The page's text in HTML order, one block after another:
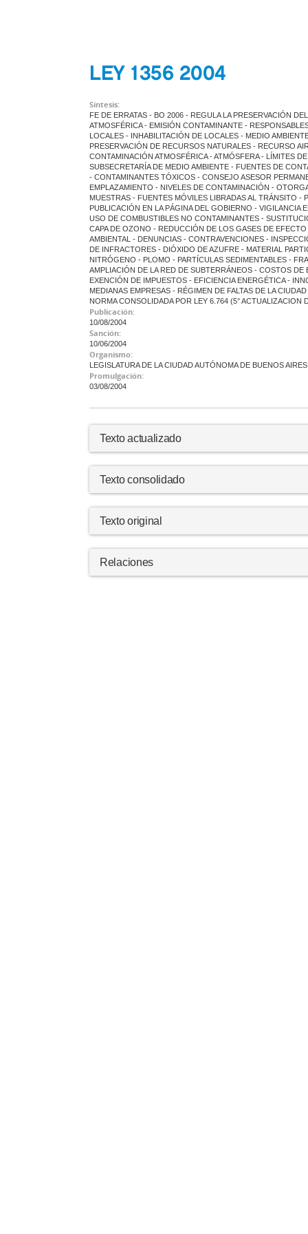
LEY 1356 2004
Síntesis:
FE DE ERRATAS - BO 2006 - REGULA LA PRESERVACIÓN
ATMOSFÉRICA - EMISIÓN CONTAMINANTE -
LOCALES - INHABILITACIÓN DE LOCALES - MEDIO
PRESERVACIÓN DE RECURSOS NATURALES - RECURSO
CONTAMINACIÓN ATMOSFÉRICA - ATMÓSFERA - LÍMITES
SUBSECRETARÍA DE MEDIO AMBIENTE - FUENTES DE
- CONTAMINANTES TÓXICOS - CONSEJO ASESOR
EMPLAZAMIENTO - NIVELES DE CONTAMINACIÓN -
MUESTRAS - FUENTES MÓVILES LIBRADAS AL TRÁNSITO
PUBLICACIÓN EN LA PÁGINA DEL GOBIERNO - VIGILANCIA
USO DE COMBUSTIBLES NO CONTAMINANTES -
CAPA DE OZONO - REDUCCIÓN DE LOS GASES DE
AMBIENTAL - DENUNCIAS - CONTRAVENCIONES -
DE INFRACTORES - DIÓXIDO DE AZUFRE - MATERIAL
NITRÓGENO - PLOMO - PARTÍCULAS SEDIMENTABLES -
AMPLIACIÓN DE LA RED DE SUBTERRÁNEOS - COSTOS
EXENCIÓN DE IMPUESTOS - EFICIENCIA ENERGÉTICA -
MEDIANAS EMPRESAS - RÉGIMEN DE FALTAS DE LA
NORMA CONSOLIDADA POR LEY 6.764 (5° ACTUALIZACION
Publicación:
10/08/2004
Sanción:
10/06/2004
Organismo:
LEGISLATURA DE LA CIUDAD AUTÓNOMA DE BUENOS AIRES
Promulgación:
03/08/2004
Texto actualizado
Texto consolidado
Texto original
Relaciones